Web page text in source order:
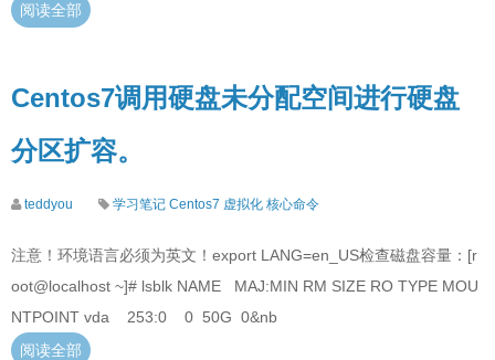
阅读全部
Centos7调用硬盘未分配空间进行硬盘
分区扩容。
teddyou 学习笔记 Centos7 虚拟化 核心命令
注意！环境语言必须为英文！export LANG=en_US检查磁盘容量：[r
oot@localhost ~]# lsblk NAME MAJ:MIN RM SIZE RO TYPE MOU
NTPOINT vda 253:0 0 50G 0&nb
阅读全部